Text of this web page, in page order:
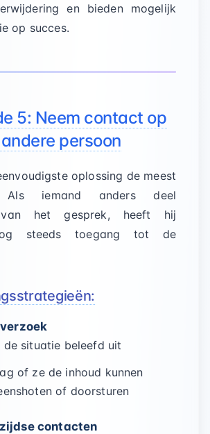
en bieden mogelijk
op succes.
5: Neem contact op
persoon
oplossing de meest
Als iemand anders deel
van het gesprek, heeft hij
steeds toegang tot de
de situatie beleefd uit
of ze de inhoud kunnen
of doorsturen
contacten